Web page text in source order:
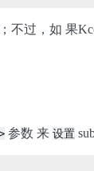
不过，如 果
参数 来 设置